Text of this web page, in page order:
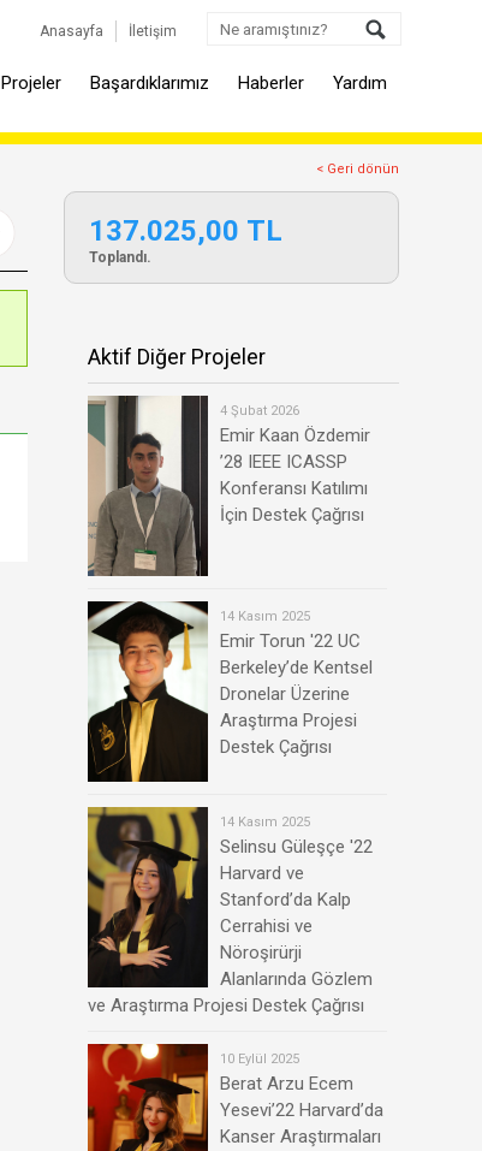
Anasayfa İletişim
Projeler Başardıklarımız Haberler Yardım
< Geri dönün
137.025,00 TL
Toplandı.
Aktif Diğer Projeler
4 Şubat 2026
Emir Kaan Özdemir
’28 IEEE ICASSP
Konferansı Katılımı
İçin Destek Çağrısı
14 Kasım 2025
Emir Torun '22 UC
Berkeley’de Kentsel
Dronelar Üzerine
Araştırma Projesi
Destek Çağrısı
14 Kasım 2025
Selinsu Güleşçe '22
Harvard ve
Stanford’da Kalp
Cerrahisi ve
Nöroşirürji
Alanlarında Gözlem
ve Araştırma Projesi Destek Çağrısı
10 Eylül 2025
Berat Arzu Ecem
Yesevi’22 Harvard’da
Kanser Araştırmaları